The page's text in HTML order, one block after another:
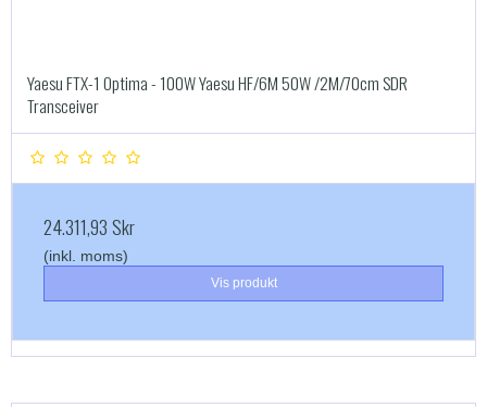
Yaesu FTX-1 Optima - 100W Yaesu HF/6M 50W /2M/70cm SDR
Transceiver
24.311,93 Skr
(inkl. moms)
Vis produkt